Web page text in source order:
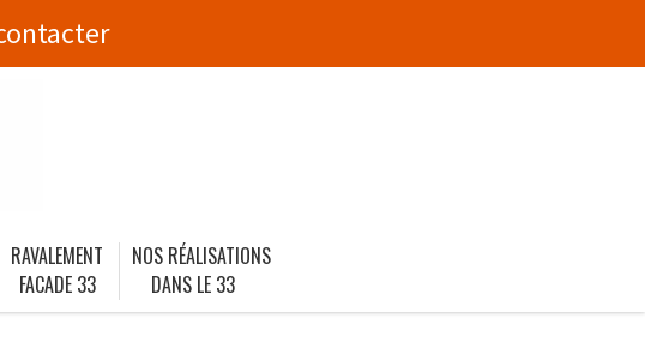
RAVALEMENT
FACADE 33
NOS RÉALISATIONS
DANS LE 33